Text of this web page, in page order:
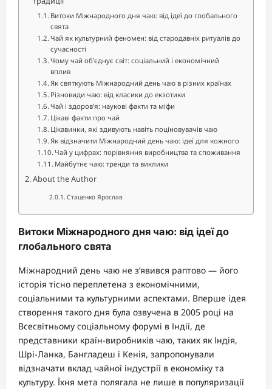
Витоки Міжнародного дня чаю: від ідеї до глобального
свята
Чай як культурний феномен: від стародавніх ритуалів до
сучасності
Чому чай об’єднує світ: соціальний і економічний
вплив
Як святкують Міжнародний день чаю в різних країнах
Різновиди чаю: від класики до екзотики
Чай і здоров’я: наукові факти та міфи
Цікаві факти про чай
Цікавинки, які здивують навіть поціновувачів чаю
Як відзначити Міжнародний день чаю: ідеї для кожного
Чай у цифрах: порівняння виробництва та споживання
Майбутнє чаю: тренди та виклики
About the Author
Стаценко Ярослав
Витоки Міжнародного дня чаю: від ідеї до
глобального свята
Міжнародний день чаю не з’явився раптово — його
історія тісно переплетена з економічними,
соціальними та культурними аспектами. Вперше ідея
створення такого дня була озвучена в 2005 році на
Всесвітньому соціальному форумі в Індії, де
представники країн-виробників чаю, таких як Індія,
Шрі-Ланка, Бангладеш і Кенія, запропонували
відзначати вклад чайної індустрії в економіку та
культуру. Їхня мета полягала не лише в популяризації